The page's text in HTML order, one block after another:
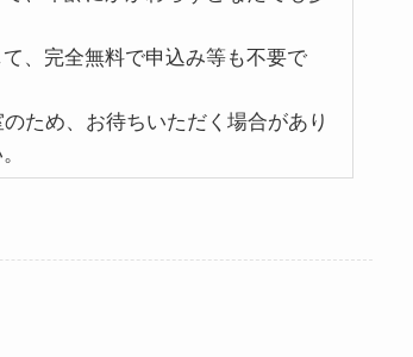
、完全無料で申込み等も不要で
ため、お待ちいただく場合があり